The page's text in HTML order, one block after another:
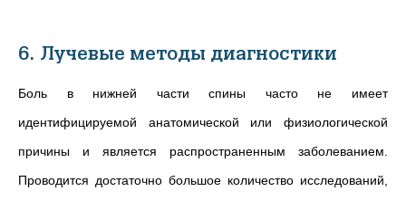
6. Лучевые методы диагностики
Боль в нижней части спины часто не имеет
идентифицируемой анатомической или физиологической
причины и является распространенным заболеванием.
Проводится достаточно большое количество исследований,